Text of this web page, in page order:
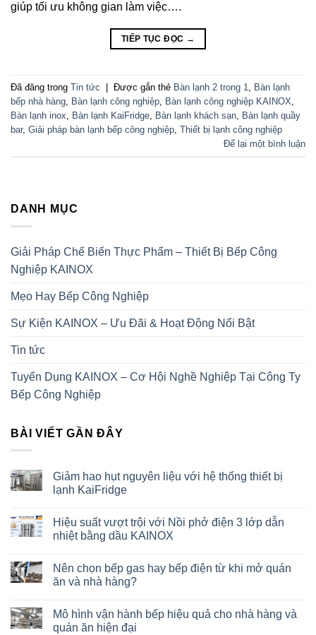
giúp tối ưu không gian làm việc….
TIẾP TỤC ĐỌC →
Đã đăng trong Tin tức | Được gắn thẻ Bàn lạnh 2 trong 1
Bàn lạnh
bếp nhà hàng Bàn lạnh công nghiệp Bàn lạnh công nghiệp KAINOX
Bàn lạnh inox
Bàn lạnh KaiFridge Bàn lạnh khách sạn Bàn lạnh quầy
bar, Giải pháp bàn lạnh bếp công nghiệp Thiết bị lạnh công nghiệp
Để lại một bình luận
DANH MỤC
Giải Pháp Chế Biến Thực Phẩm – Thiết Bị Bếp Công
Nghiệp KAINOX
Mẹo Hay Bếp Công Nghiệp
Sự Kiện KAINOX – Ưu Đãi & Hoạt Động Nổi Bật
Tin tức
Tuyển Dụng KAINOX – Cơ Hội Nghề Nghiệp Tại Công Ty
Bếp Công Nghiệp
BÀI VIẾT GẦN ĐÂY
Giảm hao hụt nguyên liệu với hệ thống thiết bị
lạnh KaiFridge
Hiệu suất vượt trội với Nồi phở điện 3 lớp dẫn
nhiệt bằng dầu KAINOX
Nên chọn bếp gas hay bếp điện từ khi mở quán
ăn và nhà hàng?
Mô hình vận hành bếp hiệu quả cho nhà hàng và
quán ăn hiện đại